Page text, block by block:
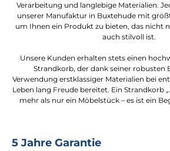
Verarbeitung und langlebige Materialien.
unserer Manufaktur in Buxtehude mit
um Ihnen ein Produkt zu bieten, das nicht
auch stilvoll ist.
Unsere Kunden erhalten stets einen
Strandkorb, der dank seiner robusten
Verwendung erstklassiger Materialien bei
Leben lang Freude bereitet. Ein Strandkorb
mehr als nur ein Möbelstück – es ist ein
5 Jahre Garantie